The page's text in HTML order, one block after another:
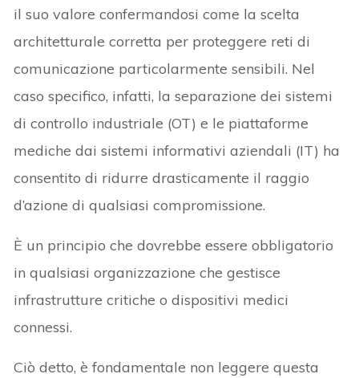
il suo valore confermandosi come la scelta
architetturale corretta per proteggere reti di
comunicazione particolarmente sensibili. Nel
caso specifico, infatti, la separazione dei sistemi
di controllo industriale (OT) e le piattaforme
mediche dai sistemi informativi aziendali (IT) ha
consentito di ridurre drasticamente il raggio
d’azione di qualsiasi compromissione.
È un principio che dovrebbe essere obbligatorio
in qualsiasi organizzazione che gestisce
infrastrutture critiche o dispositivi medici
connessi.
Ciò detto, è fondamentale non leggere questa